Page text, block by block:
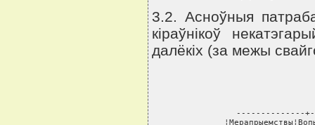
3.2. Асноўныя
кiраўнiкоў
далёкiх (за межы
--------------